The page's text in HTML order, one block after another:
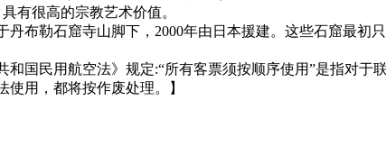
有很高的宗教艺术价值。
丹布勒石窟寺山脚下，2000年由日本援建。这些石窟最
和国民用航空法》规定:“所有客票须按顺序使用”是指对
用，都将按作废处理。】